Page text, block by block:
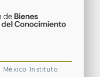
México
Instituto